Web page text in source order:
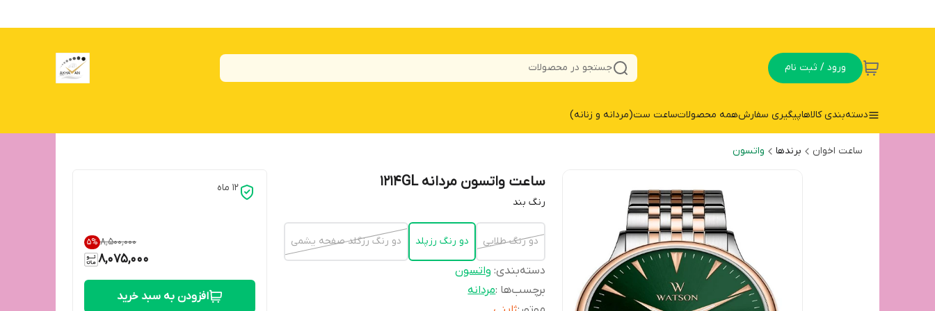
ورود / ثبت نام جستجو در محصولات
دسته‌بندی کالاهاپیگیری سفارشهمه محصولاتساعت ست(مردانه و زنانه)
ساعت اخوان برندها واتسون
ساعت واتسون مردانه 1214GL
رنگ بند
دو رنگ طلایی دو رنگ رزپلد دو رنگ رزگلد صفحه یشمی
دسته‌بندی: واتسون
برچسب‌ها :مردانه
12 ماه
۸٬۵۰۰٬۰۰۰ 5%
8,075,000
افزودن به سبد خرید